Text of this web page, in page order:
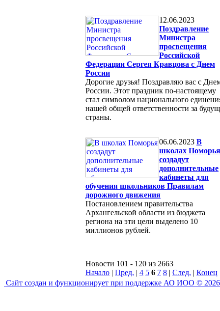
12.06.2023
Поздравление
Министра
просвещения
Российской
Федерации Сергея Кравцова с Днем
России
Дорогие друзья! Поздравляю вас с
России. Этот праздник по-настоящему
стал символом национального
нашей общей ответственности за
страны.
06.06.2023 В
школах Поморья
создадут
дополнительные
кабинеты для
обучения школьников Правилам
дорожного движения
Постановлением правительства
Архангельской области из бюджета
региона на эти цели выделено 10
миллионов рублей.
Новости 101 - 120 из 2663
Начало | Пред. | 4 5 6 7 8 | След. | Конец
Сайт создан и функционирует при поддержке АО ИОО © 2026